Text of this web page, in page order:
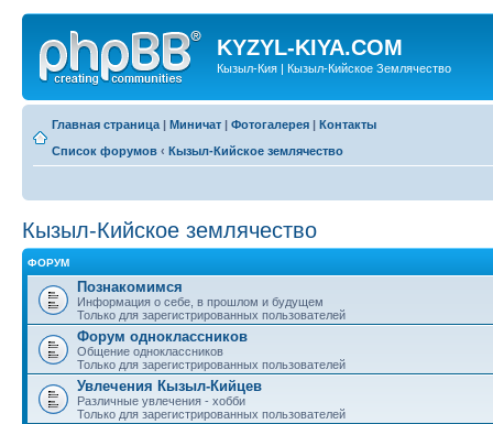
KYZYL-KIYA.COM
Кызыл-Кия | Кызыл-Кийское Землячество
Главная страница | Миничат | Фотогалерея | Контакты
Список форумов ‹ Кызыл-Кийское землячество
Кызыл-Кийское землячество
ФОРУМ
Познакомимся
Информация о себе, в прошлом и будущем
Только для зарегистрированных пользователей
Форум одноклассников
Общение одноклассников
Только для зарегистрированных пользователей
Увлечения Кызыл-Кийцев
Различные увлечения - хобби
Только для зарегистрированных пользователей